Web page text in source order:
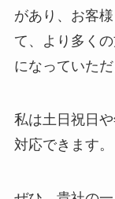
があり、お客
て、より多く
になっていた
私は土日祝日
対応できます。